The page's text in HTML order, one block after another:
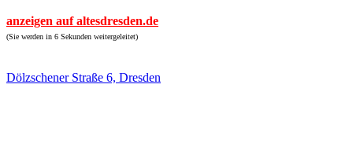
anzeigen auf altesdresden.de
(Sie werden in 6 Sekunden weitergeleitet)
Dölzschener Straße 6, Dresden